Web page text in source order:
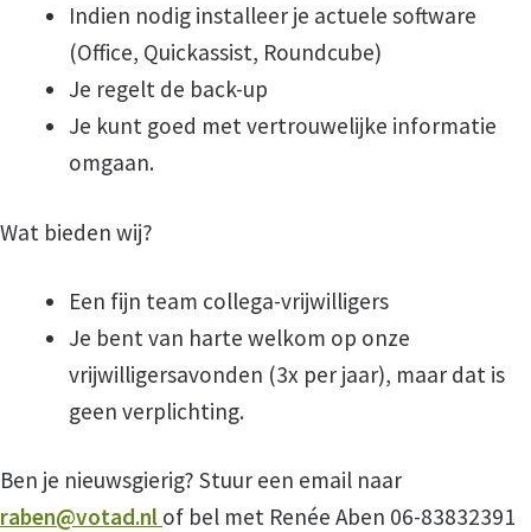
Wie zijn wij?
Beleid
Privacy
Klachtenregeling
Vertrouwenscontactpersoon
Indien nodig installeer je actuele software
(Office, Quickassist, Roundcube)
Je regelt de back-up
Je kunt goed met vertrouwelijke informatie
omgaan.
Wat bieden wij?
Een fijn team collega-vrijwilligers
Je bent van harte welkom op onze
vrijwilligersavonden (3x per jaar), maar dat is
geen verplichting.
Ben je nieuwsgierig? Stuur een email naar
raben@votad.nl of bel met Renée Aben 06-83832391